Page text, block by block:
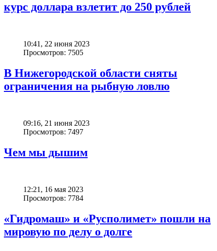
курс доллара взлетит до 250 рублей
10:41, 22 июня 2023
Просмотров: 7505
В Нижегородской области сняты
ограничения на рыбную ловлю
09:16, 21 июня 2023
Просмотров: 7497
Чем мы дышим
12:21, 16 мая 2023
Просмотров: 7784
«Гидромаш» и «Русполимет» пошли на
мировую по делу о долге